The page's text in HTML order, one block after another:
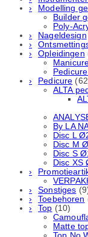
Modelling
Builder
Poly-
Nageldesign
Opleidingen
Pedicure
ALTA
By LA
Disc L
Disc M
Disc S
Disc XS
Sonstiges
Toebehoren
Top (10)
Matte